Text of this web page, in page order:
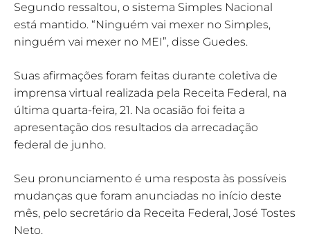
Segundo ressaltou, o sistema Simples Nacional
está mantido. “Ninguém vai mexer no Simples,
ninguém vai mexer no MEI”, disse Guedes.
Suas afirmações foram feitas durante coletiva de
imprensa virtual realizada pela Receita Federal, na
última quarta-feira, 21. Na ocasião foi feita a
apresentação dos resultados da arrecadação
federal de junho.
Seu pronunciamento é uma resposta às possíveis
mudanças que foram anunciadas no início deste
mês, pelo secretário da Receita Federal, José Tostes
Neto.